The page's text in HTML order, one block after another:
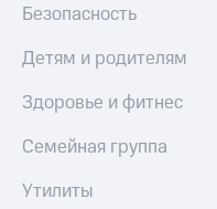
Безопасность
Детям и родителям
Здоровье и фитнес
Семейная группа
Утилиты